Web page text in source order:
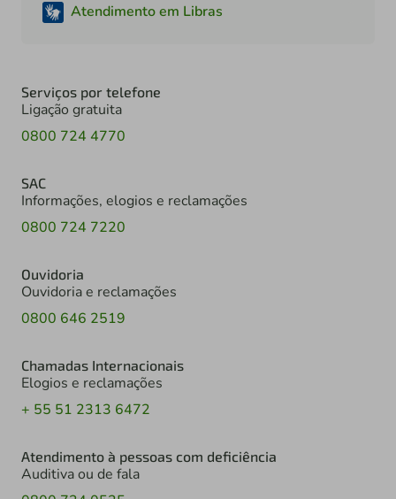
Atendimento em Libras
Serviços por telefone
Ligação gratuita
0800 724 4770
SAC
Informações, elogios e reclamações
0800 724 7220
Ouvidoria
Ouvidoria e reclamações
0800 646 2519
Chamadas Internacionais
Elogios e reclamações
+ 55 51 2313 6472
Atendimento à pessoas com deficiência
Auditiva ou de fala